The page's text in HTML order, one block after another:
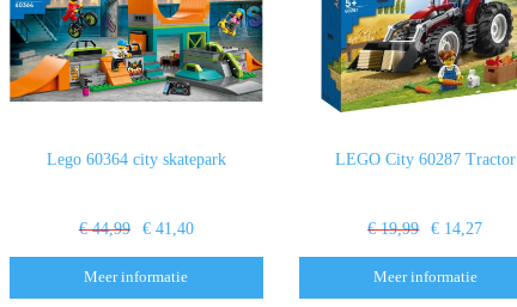
Lego 60364 city skatepark
€ 44,99 € 41,40
Meer informatie
LEGO City 60287 Tractor
€ 19,99 € 14,27
Meer informatie